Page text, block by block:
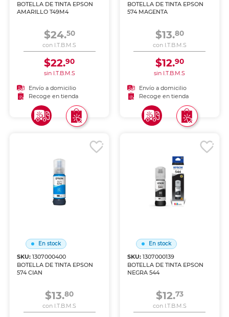
BOTELLA DE TINTA EPSON
AMARILLO T49M4
$24.50
con I.T.B.M.S
$22.90
sin I.T.B.M.S
Envío a domicilio
Recoge en tienda
BOTELLA DE TINTA EPSON
574 MAGENTA
$13.80
con I.T.B.M.S
$12.90
sin I.T.B.M.S
Envío a domicilio
Recoge en tienda
En stock
SKU:1307000400
BOTELLA DE TINTA EPSON
574 CIAN
$13.80
con I.T.B.M.S
En stock
SKU: 1307000139
BOTELLA DE TINTA EPSON
NEGRA 544
$12.73
con I.T.B.M.S